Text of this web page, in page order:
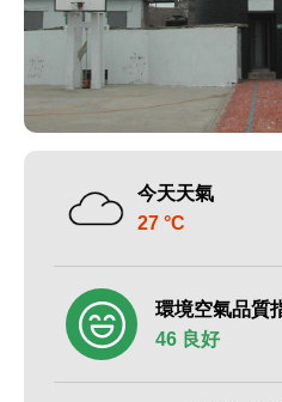
今天天氣
27 °C
環境空氣品質
46 良好